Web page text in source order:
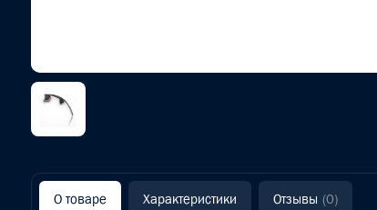
О товаре Характеристики Отзывы (0)